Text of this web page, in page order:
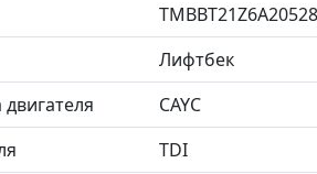
Лифтбек
CAYC
TDI